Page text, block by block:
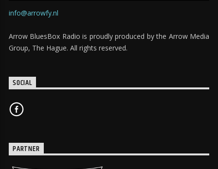
info@arrowfy.nl
Arrow BluesBox Radio is proudly produced by the Arrow Media
Group, The Hague. All rights reserved.
SOCIAL
PARTNER